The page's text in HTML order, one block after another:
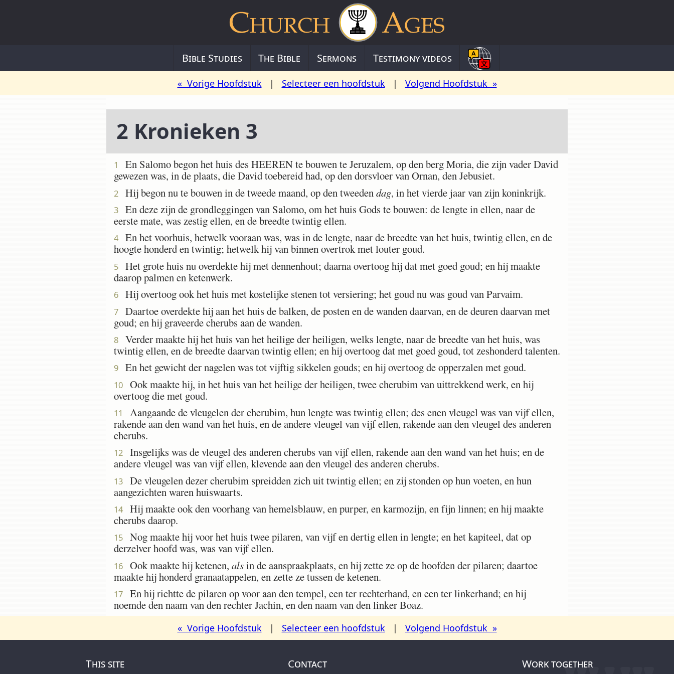
Bible Studies The Bible Sermons Testimony videos
« Vorige Hoofdstuk| Selecteer een hoofdstuk| Volgend Hoofdstuk »
2 Kronieken 3
1
En Salomo begon het huis des HEEREN te bouwen te Jeruzalem, op den berg Moria, die zijn vader David
gewezen was, in de plaats, die David toebereid had, op den dorsvloer van Ornan, den Jebusiet.
2 Hij begon nu te bouwen in de tweede maand, op den tweedendag, in het vierde jaar van zijn koninkrijk.
3
En deze zijn de grondleggingen van Salomo, om het huis Gods te bouwen: de lengte in ellen, naar de
eerste mate, was zestig ellen, en de breedte twintig ellen.
4
En het voorhuis, hetwelk vooraan was, was in de lengte, naar de breedte van het huis, twintig ellen, en de
hoogte honderd en twintig; hetwelk hij van binnen overtrok met louter goud.
5
Het grote huis nu overdekte hij met dennenhout; daarna overtoog hij dat met goed goud; en hij maakte
daarop palmen en ketenwerk.
6 Hij overtoog ook het huis met kostelijke stenen tot versiering; het goud nu was goud van Parvaim.
7
Daartoe overdekte hij aan het huis de balken, de posten en de wanden daarvan, en de deuren daarvan met
goud; en hij graveerde cherubs aan de wanden.
8
Verder maakte hij het huis van het heilige der heiligen, welks lengte, naar de breedte van het huis, was
twintig ellen, en de breedte daarvan twintig ellen; en hij overtoog dat met goed goud, tot zeshonderd talenten.
9 En het gewicht der nagelen was tot vijftig sikkelen gouds; en hij overtoog de opperzalen met goud.
10
Ook maakte hij, in het huis van het heilige der heiligen, twee cherubim van uittrekkend werk, en hij
overtoog die met goud.
11
Aangaande de vleugelen der cherubim, hun lengte was twintig ellen; des enen vleugel was van vijf ellen,
rakende aan den wand van het huis, en de andere vleugel van vijf ellen, rakende aan den vleugel des anderen
cherubs.
12
Insgelijks was de vleugel des anderen cherubs van vijf ellen, rakende aan den wand van het huis; en de
andere vleugel was van vijf ellen, klevende aan den vleugel des anderen cherubs.
13
De vleugelen dezer cherubim spreidden zich uit twintig ellen; en zij stonden op hun voeten, en hun
aangezichten waren huiswaarts.
14
Hij maakte ook den voorhang van hemelsblauw, en purper, en karmozijn, en fijn linnen; en hij maakte
cherubs daarop.
15
Nog maakte hij voor het huis twee pilaren, van vijf en dertig ellen in lengte; en het kapiteel, dat op
derzelver hoofd was, was van vijf ellen.
16 Ook maakte hij ketenen, alsin de aanspraakplaats, en hij zette ze op de hoofden der pilaren; daartoe
maakte hij honderd granaatappelen, en zette ze tussen de ketenen.
17
En hij richtte de pilaren op voor aan den tempel, een ter rechterhand, en een ter linkerhand; en hij
noemde den naam van den rechter Jachin, en den naam van den linker Boaz.
« Vorige Hoofdstuk| Selecteer een hoofdstuk| Volgend Hoofdstuk »
This site Contact Work together